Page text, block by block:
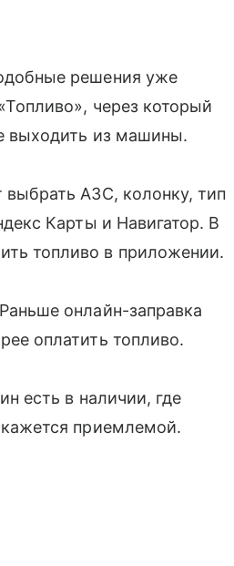
решения уже
через который
выходить из машины.
выбрать АЗС, колонку, тип
Карты и Навигатор. В
топливо в приложении.
онлайн-заправка
оплатить топливо.
есть в наличии, где
приемлемой.